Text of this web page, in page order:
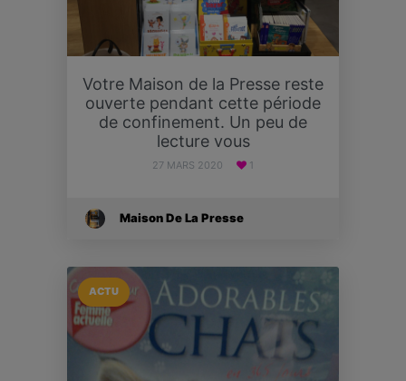
Votre Maison de la Presse reste
ouverte pendant cette période
de confinement. Un peu de
lecture vous
27 MARS 2020 1
Maison De La Presse
ACTU